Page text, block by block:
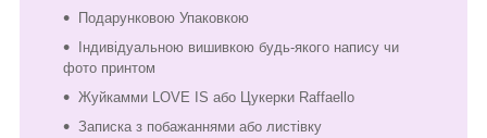
Подарунковою Упаковкою
Індивідуальною вишивкою будь-якого напису чи
фото принтом
Жуйкамми LOVE IS або Цукерки Raffaello
Записка з побажаннями або листівку